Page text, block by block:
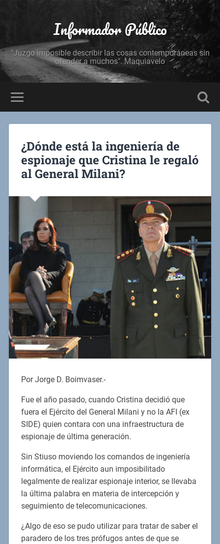
Informador Público
"Juzgo imposible describir las cosas contemporáneas sin
ofender a muchos". Maquiavelo
¿Dónde está la ingeniería de
espionaje que Cristina le regaló
al General Milani?
Por Jorge D. Boimvaser.-
Fue el año pasado, cuando Cristina decidió que
fuera el Ejército del General Milani y no la AFI (ex
SIDE) quien contara con una infraestructura de
espionaje de última generación.
Sin Stiuso moviendo los comandos de ingeniería
informática, el Ejército aun imposibilitado
legalmente de realizar espionaje interior, se llevaba
la última palabra en materia de intercepción y
seguimiento de telecomunicaciones.
¿Algo de eso se pudo utilizar para tratar de saber el
paradero de los tres prófugos antes de que se